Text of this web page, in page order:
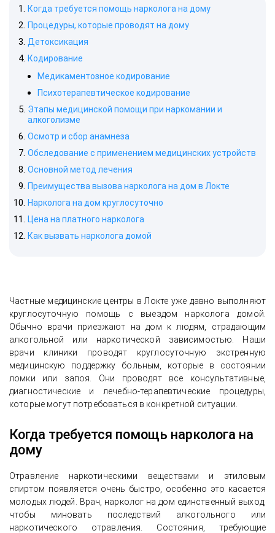
Когда требуется помощь нарколога на дому
Процедуры, которые проводят на дому
Детоксикация
Кодирование
Медикаментозное кодирование
Психотерапевтическое кодирование
Этапы медицинской помощи при наркомании и
алкоголизме
Осмотр и сбор анамнеза
Обследование с применением медицинских устройств
Основной метод лечения
Преимущества вызова нарколога на дом в Локте
Нарколога на дом круглосуточно
Цена на платного нарколога
Как вызвать нарколога домой
Частные медицинские центры в Локте уже давно выполняют
круглосуточную помощь с выездом нарколога домой.
Обычно врачи приезжают на дом к людям, страдающим
алкогольной или наркотической зависимостью. Наши
врачи клиники проводят круглосуточную экстренную
медицинскую поддержку больным, которые в состоянии
ломки или запоя. Они проводят все консультативные,
диагностические и лечебно-терапевтические процедуры,
которые могут потребоваться в конкретной ситуации.
Когда требуется помощь нарколога на
дому
Отравление наркотическими веществами и этиловым
спиртом появляется очень быстро, особенно это касается
молодых людей. Врач, нарколог на дом единственный выход,
чтобы миновать последствий алкогольного или
наркотического отравления. Состояния, требующие